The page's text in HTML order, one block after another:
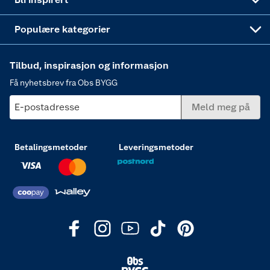
Populære kategorier
Tilbud, inspirasjon og informasjon
Få nyhetsbrev fra Obs BYGG
E-postadresse Meld meg på
Betalingsmetoder Leveringsmetoder